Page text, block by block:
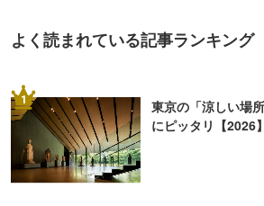
よく読まれている記事ランキング
1
東京の「涼しい場
にピッタリ【2026】